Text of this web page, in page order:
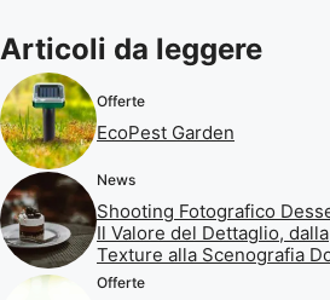
Articoli da leggere
Offerte
EcoPest Garden
News
Shooting Fotografico
Il Valore del Dettaglio, dalla
Texture alla Scenografia
Offerte